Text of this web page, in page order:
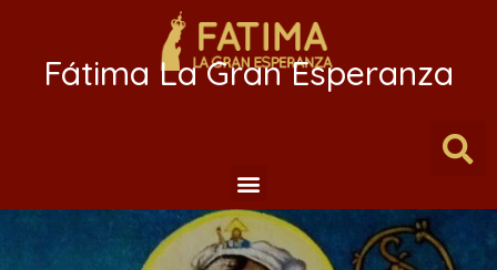
Fátima La Gran Esperanza